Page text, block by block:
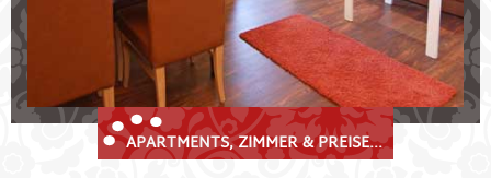
APARTMENTS, ZIMMER & PREISE...